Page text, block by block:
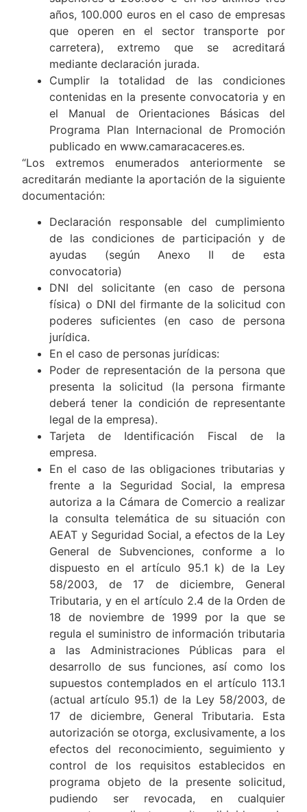
años, 100.000 euros en el caso de empresas
que operen en el sector transporte por
carretera), extremo que se acreditará
mediante declaración jurada.
Cumplir la totalidad de las condiciones
contenidas en la presente convocatoria y en
el Manual de Orientaciones Básicas del
Programa Plan Internacional de Promoción
publicado en www.camaracaceres.es.
“Los extremos enumerados anteriormente se
acreditarán mediante la aportación de la siguiente
documentación:
Declaración responsable del cumplimiento
de las condiciones de participación y de
ayudas (según Anexo II de esta
convocatoria)
DNI del solicitante (en caso de persona
física) o DNI del firmante de la solicitud con
poderes suficientes (en caso de persona
jurídica.
En el caso de personas jurídicas:
Poder de representación de la persona que
presenta la solicitud (la persona firmante
deberá tener la condición de representante
legal de la empresa).
Tarjeta de Identificación Fiscal de la
empresa.
En el caso de las obligaciones tributarias y
frente a la Seguridad Social, la empresa
autoriza a la Cámara de Comercio a realizar
la consulta telemática de su situación con
AEAT y Seguridad Social, a efectos de la Ley
General de Subvenciones, conforme a lo
dispuesto en el artículo 95.1 k) de la Ley
58/2003, de 17 de diciembre, General
Tributaria, y en el artículo 2.4 de la Orden de
18 de noviembre de 1999 por la que se
regula el suministro de información tributaria
a las Administraciones Públicas para el
desarrollo de sus funciones, así como los
supuestos contemplados en el artículo 113.1
(actual artículo 95.1) de la Ley 58/2003, de
17 de diciembre, General Tributaria. Esta
autorización se otorga, exclusivamente, a los
efectos del reconocimiento, seguimiento y
control de los requisitos establecidos en
programa objeto de la presente solicitud,
pudiendo ser revocada, en cualquier